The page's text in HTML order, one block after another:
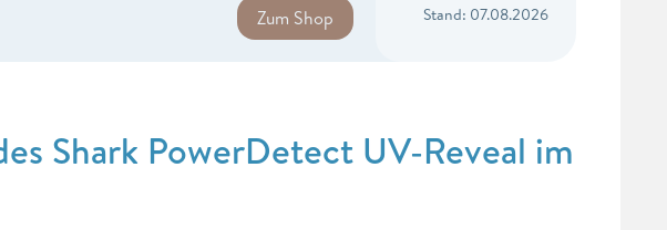
Zum Shop Stand: 07.08.2026
Shark PowerDetect UV-Reveal im